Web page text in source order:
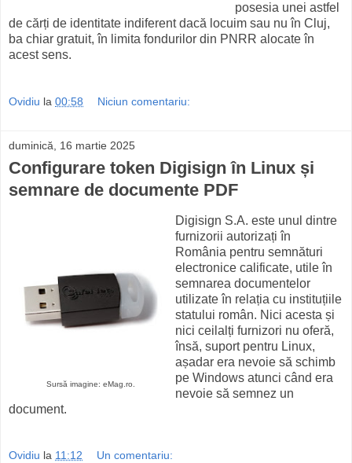
posesia unei astfel
de cărți de identitate indiferent dacă locuim sau nu în Cluj,
ba chiar gratuit, în limita fondurilor din PNRR alocate în
acest sens.
Ovidiu la 00:58 Niciun comentariu:
duminică, 16 martie 2025
Configurare token Digisign în Linux și
semnare de documente PDF
Sursă imagine: eMag.ro.
Digisign S.A. este unul dintre
furnizorii autorizați în
România pentru semnături
electronice calificate, utile în
semnarea documentelor
utilizate în relația cu instituțiile
statului român. Nici acesta și
nici ceilalți furnizori nu oferă,
însă, suport pentru Linux,
așadar era nevoie să schimb
pe Windows atunci când era
nevoie să semnez un
document.
Ovidiu la 11:12 Un comentariu: